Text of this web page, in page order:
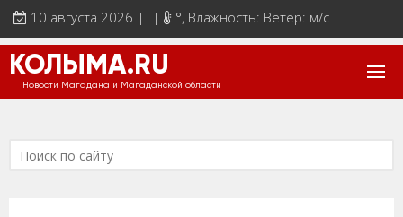
10 августа 2026 | | °, Влажность: Ветер: м/с
КОЛЫМА.RU
Новости Магадана и Магаданской области